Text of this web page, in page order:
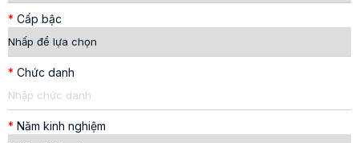
* Cấp bậc
* Chức danh
* Năm kinh nghiệm